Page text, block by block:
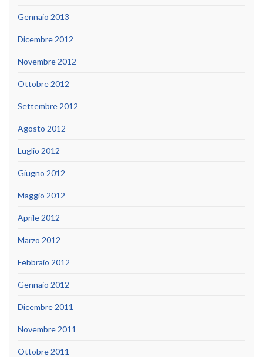
Gennaio 2013
Dicembre 2012
Novembre 2012
Ottobre 2012
Settembre 2012
Agosto 2012
Luglio 2012
Giugno 2012
Maggio 2012
Aprile 2012
Marzo 2012
Febbraio 2012
Gennaio 2012
Dicembre 2011
Novembre 2011
Ottobre 2011